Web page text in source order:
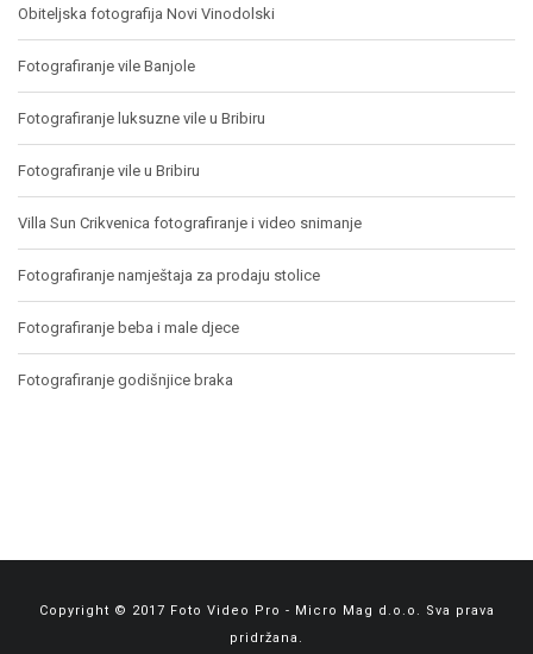
Obiteljska fotografija Novi Vinodolski
Fotografiranje vile Banjole
Fotografiranje luksuzne vile u Bribiru
Fotografiranje vile u Bribiru
Villa Sun Crikvenica fotografiranje i video snimanje
Fotografiranje namještaja za prodaju stolice
Fotografiranje beba i male djece
Fotografiranje godišnjice braka
Copyright © 2017 Foto Video Pro - Micro Mag d.o.o. Sva prava
pridržana.